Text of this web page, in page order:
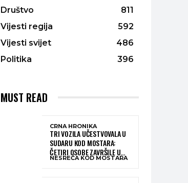
Društvo
811
Vijesti regija
592
Vijesti svijet
486
Politika
396
MUST READ
CRNA HRONIKA
TRI VOZILA UČESTVOVALA U
SUDARU KOD MOSTARA:
ČETIRI OSOBE ZAVRŠILE U
BOLNICI
NESREĆA KOD MOSTARA